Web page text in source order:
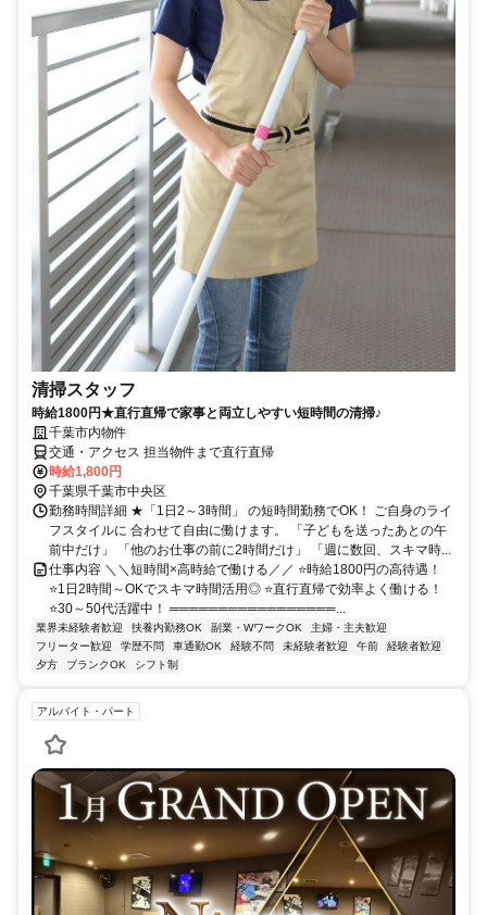
清掃スタッフ
時給1800円★直行直帰で家事と両立しやすい短時間の清掃♪
千葉市内物件
交通・アクセス 担当物件まで直行直帰
時給1,800円
千葉県千葉市中央区
勤務時間詳細 ★「1日2～3時間」 の短時間勤務でOK！ ご自身のライ
フスタイルに 合わせて自由に働けます。 「子どもを送ったあとの午
前中だけ」 「他のお仕事の前に2時間だけ」 「週に数回、スキマ時...
仕事内容 ＼＼短時間×高時給で働ける／／ ⭐時給1800円の高待遇！
⭐1日2時間～OKでスキマ時間活用◎ ⭐直行直帰で効率よく働ける！
⭐30～50代活躍中！ ═════════════════...
業界未経験者歓迎 扶養内勤務OK 副業・WワークOK
主婦・主夫歓迎
フリーター歓迎
学歴不問 車通勤OK 経験不問 未経験者歓迎 午前
経験者歓迎
夕方
ブランクOK シフト制
アルバイト・パート